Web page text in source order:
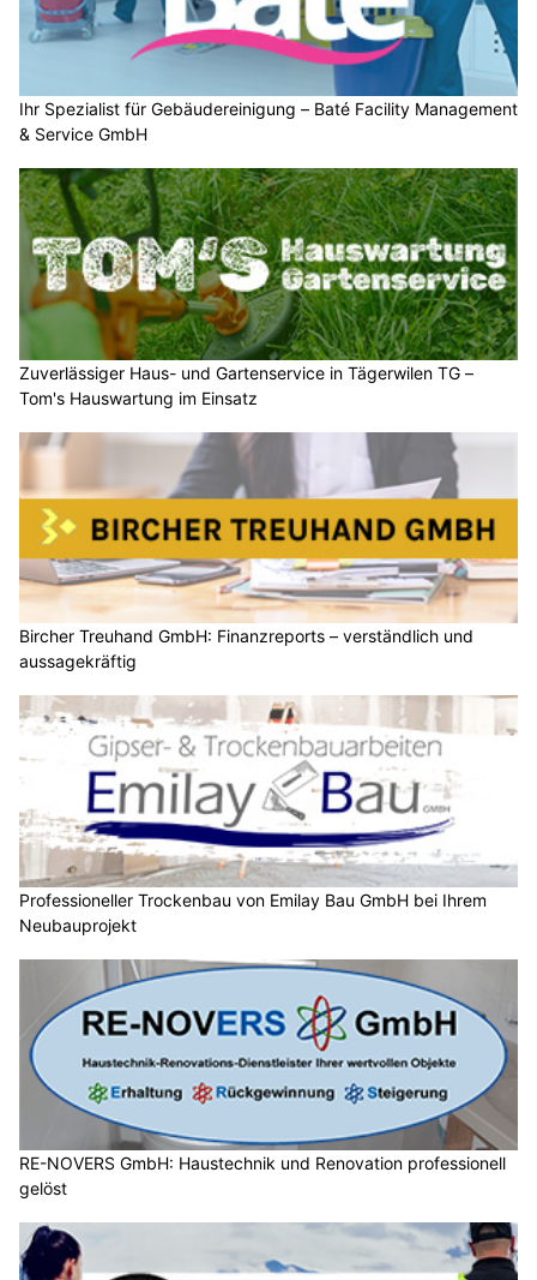
Ihr Spezialist für Gebäudereinigung – Baté Facility Management
& Service GmbH
Zuverlässiger Haus- und Gartenservice in Tägerwilen TG –
Tom's Hauswartung im Einsatz
Bircher Treuhand GmbH: Finanzreports – verständlich und
aussagekräftig
Professioneller Trockenbau von Emilay Bau GmbH bei Ihrem
Neubauprojekt
RE-NOVERS GmbH: Haustechnik und Renovation professionell
gelöst